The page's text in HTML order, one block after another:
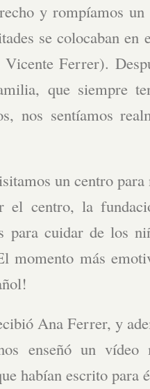
y rompíamos
se colocaban
Ferrer).
que siempre
nos sentíamos
un centro
el centro, la
para cuidar de los
momento más
Ana Ferrer, y
enseñó un
habían escrito para